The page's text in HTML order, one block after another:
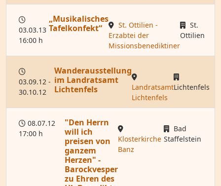
03.03.13
16:00 h
„Musikalisches
Tafelkonfekt“
St. Ottilien -
Erzabtei der
Missionsbenediktiner
St.
Ottilien
03.09.12 -
30.10.12
Wanderausstellung
im Landratsamt
Lichtenfels
Landratsamt
Lichtenfels
Lichtenfels
08.07.12
17:00 h
"Den Herrn
will ich
preisen von
ganzem
Herzen" -
Barockvesper
zu Ehren des
Klosterkirche
Banz
Bad
Staffelstein